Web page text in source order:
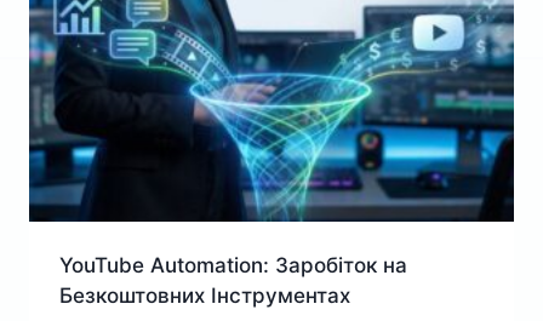
YouTube Automation: Заробіток на
Безкоштовних Інструментах